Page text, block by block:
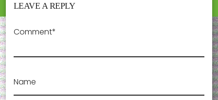
LEAVE A REPLY
Comment*
Name